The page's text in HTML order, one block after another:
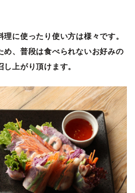
に使ったり使い方は様々です。
め、普段は食べられないお好みの
上がり頂けます。